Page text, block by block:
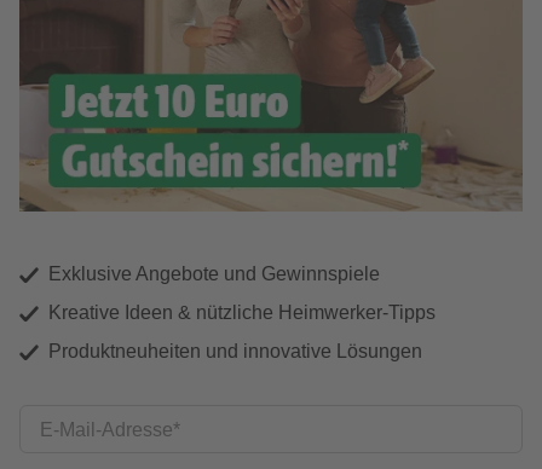
Exklusive Angebote und Gewinnspiele
Kreative Ideen & nützliche Heimwerker-Tipps
Produktneuheiten und innovative Lösungen
E-Mail-Adresse